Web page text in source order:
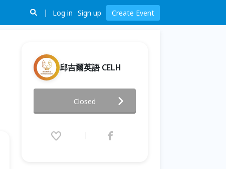
Log in Sign up Create Event
邱吉爾英語 CELH
申請， 一次帶你掌握所有關鍵步
驟
(GMT+8)
Closed